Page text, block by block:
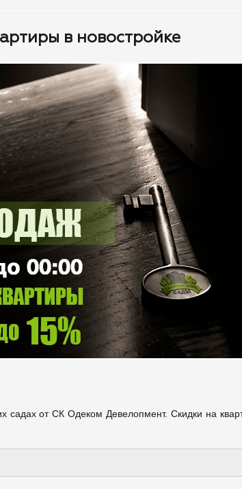
в новостройке
от СК Одеком Девелопмент. Скидки на